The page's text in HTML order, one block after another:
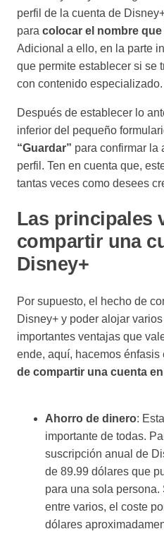
perfil de la cuenta de
para colocar el nombre
Adicional a ello, en la parte
que permite establecer si se
con contenido especializado.
Después de establecer lo
inferior del pequeño
“Guardar” para confirmar la
perfil. Ten en cuenta que,
tantas veces como desees
Las principales
compartir una
Disney+
Por supuesto, el hecho de
Disney+ y poder alojar
importantes ventajas que
ende, aquí, hacemos énfasis
de compartir una cuenta
Ahorro de dinero:
importante de todas.
suscripción anual de
de 89.99 dólares que
para una sola
entre varios, el coste
dólares